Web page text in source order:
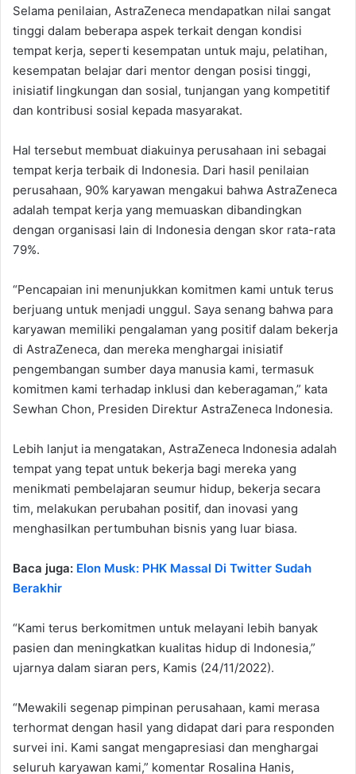
Selama penilaian, AstraZeneca mendapatkan nilai sangat
tinggi dalam beberapa aspek terkait dengan kondisi
tempat kerja, seperti kesempatan untuk maju, pelatihan,
kesempatan belajar dari mentor dengan posisi tinggi,
inisiatif lingkungan dan sosial, tunjangan yang kompetitif
dan kontribusi sosial kepada masyarakat.
Hal tersebut membuat diakuinya perusahaan ini sebagai
tempat kerja terbaik di Indonesia. Dari hasil penilaian
perusahaan, 90% karyawan mengakui bahwa AstraZeneca
adalah tempat kerja yang memuaskan dibandingkan
dengan organisasi lain di Indonesia dengan skor rata-rata
79%.
“Pencapaian ini menunjukkan komitmen kami untuk terus
berjuang untuk menjadi unggul. Saya senang bahwa para
karyawan memiliki pengalaman yang positif dalam bekerja
di AstraZeneca, dan mereka menghargai inisiatif
pengembangan sumber daya manusia kami, termasuk
komitmen kami terhadap inklusi dan keberagaman,” kata
Sewhan Chon, Presiden Direktur AstraZeneca Indonesia.
Lebih lanjut ia mengatakan, AstraZeneca Indonesia adalah
tempat yang tepat untuk bekerja bagi mereka yang
menikmati pembelajaran seumur hidup, bekerja secara
tim, melakukan perubahan positif, dan inovasi yang
menghasilkan pertumbuhan bisnis yang luar biasa.
Baca juga: Elon Musk: PHK Massal Di Twitter Sudah
Berakhir
“Kami terus berkomitmen untuk melayani lebih banyak
pasien dan meningkatkan kualitas hidup di Indonesia,”
ujarnya dalam siaran pers, Kamis (24/11/2022).
“Mewakili segenap pimpinan perusahaan, kami merasa
terhormat dengan hasil yang didapat dari para responden
survei ini. Kami sangat mengapresiasi dan menghargai
seluruh karyawan kami,” komentar Rosalina Hanis,